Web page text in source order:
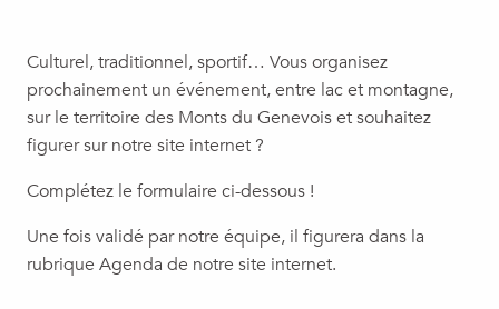
Culturel, traditionnel, sportif… Vous organisez
prochainement un événement, entre lac et montagne,
sur le territoire des Monts du Genevois et souhaitez
figurer sur notre site internet ?
Complétez le formulaire ci-dessous !
Une fois validé par notre équipe, il figurera dans la
rubrique Agenda de notre site internet.